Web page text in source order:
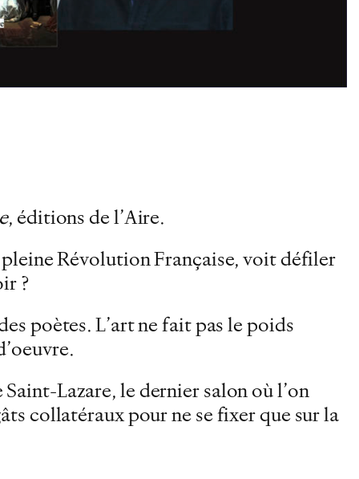
, éditions de l’Aire.
Révolution Française, voit défiler
?
poètes. L’art ne fait pas le poids
Lazare, le dernier salon où l’on
collatéraux pour ne se fixer que sur la